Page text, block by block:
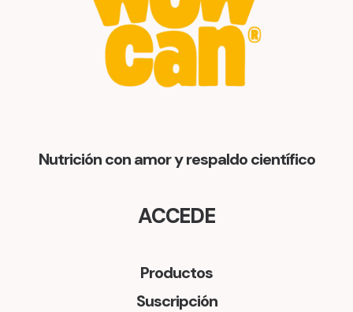
Nutrición con amor y respaldo científico
ACCEDE
Productos
Suscripción